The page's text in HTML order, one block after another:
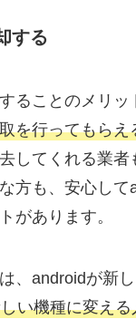
する
ることのメリッ
を行ってもらえ
してくれる業者
方も、安心して
があります。
、androidが新
い機種に変え